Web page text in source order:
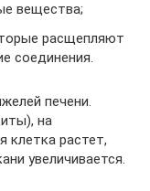
вещества;
расщепляют
соединения.
печени.
на
клетка растет,
увеличивается.